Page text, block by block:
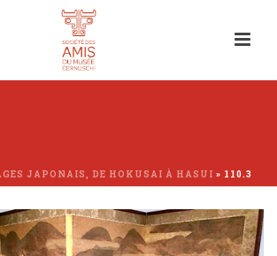
JAPONAIS, DE HOKUSAI À HASUI » 110.3